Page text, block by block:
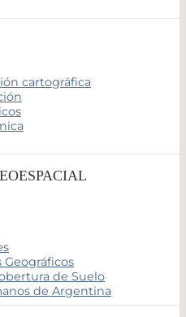
cartográfica
de Suelo
de Argentina